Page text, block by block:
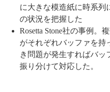
に大きな模造紙に時系列
の状況を把握した
Rosetta Stone社の事例。
がそれぞれバッファを持
き問題が発生すればバッ
振り分けて対応した。